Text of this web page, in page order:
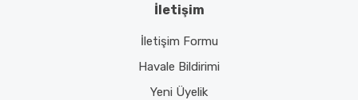
İletişim
İletişim Formu
Havale Bildirimi
Yeni Üyelik